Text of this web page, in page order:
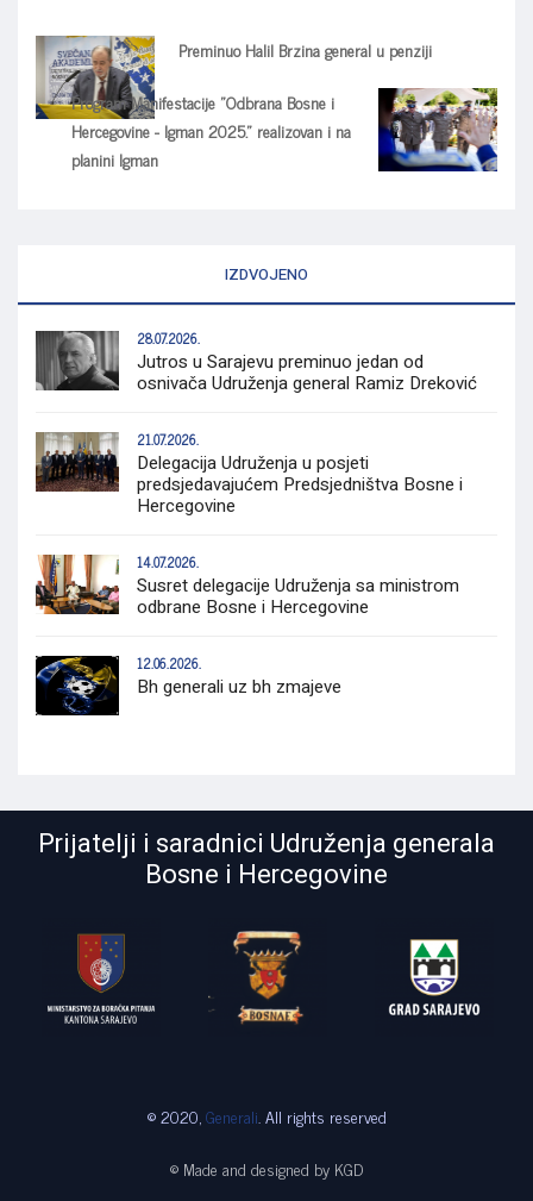
Preminuo Halil Brzina general u penziji
Program Manifestacije "Odbrana Bosne i
Hercegovine - Igman 2025." realizovan i na
planini Igman
IZDVOJENO
28.07.2026.
Jutros u Sarajevu preminuo jedan od
osnivača Udruženja general Ramiz Dreković
21.07.2026.
Delegacija Udruženja u posjeti
predsjedavajućem Predsjedništva Bosne i
Hercegovine
14.07.2026.
Susret delegacije Udruženja sa ministrom
odbrane Bosne i Hercegovine
12.06.2026.
Bh generali uz bh zmajeve
Prijatelji i saradnici Udruženja generala
Bosne i Hercegovine
© 2020, Generali . All rights reserved
© Made and designed by KGD